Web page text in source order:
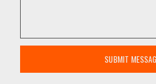
SUBMIT